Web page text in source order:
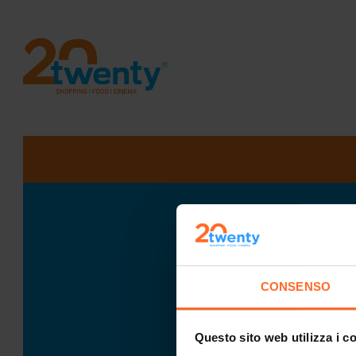
CONSENSO
Questo sito web utilizza i